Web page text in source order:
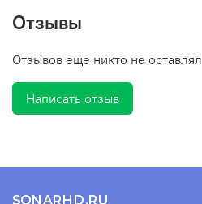
Отзывы
Отзывов еще никто не оставлял
Написать отзыв
SONARHD.RU